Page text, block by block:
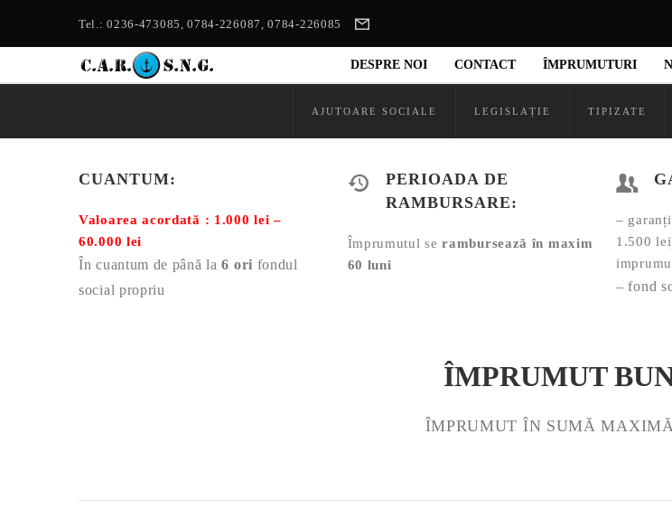
Tel.: 0236-473085, 0784-226087, 0784-226085
DESPRE NOI CONTACT ÎMPRUMUTURI
»Imprumut Bun Venit
AJUTOARE SOCIALE LEGISLAȚIE TIPIZATE
CUANTUM:
Valoarea acordată : 1.000 lei –
60.000 lei
În cuantum de până la6 ori fondul
social propriu
PERIOADA DE
RAMBURSARE:
Împrumutul serambursează în maxim
60 luni
–
1.500
– fond
ÎMPRUMUT
ÎMPRUMUT ÎN SUMĂ